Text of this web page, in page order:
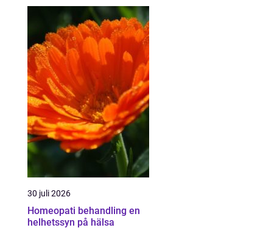
30 juli 2026
Homeopati behandling en
helhetssyn på hälsa